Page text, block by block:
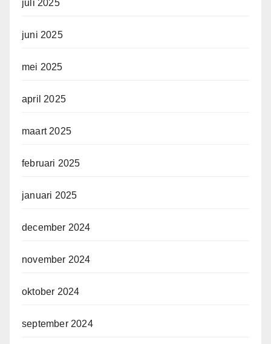
juli 2025
juni 2025
mei 2025
april 2025
maart 2025
februari 2025
januari 2025
december 2024
november 2024
oktober 2024
september 2024